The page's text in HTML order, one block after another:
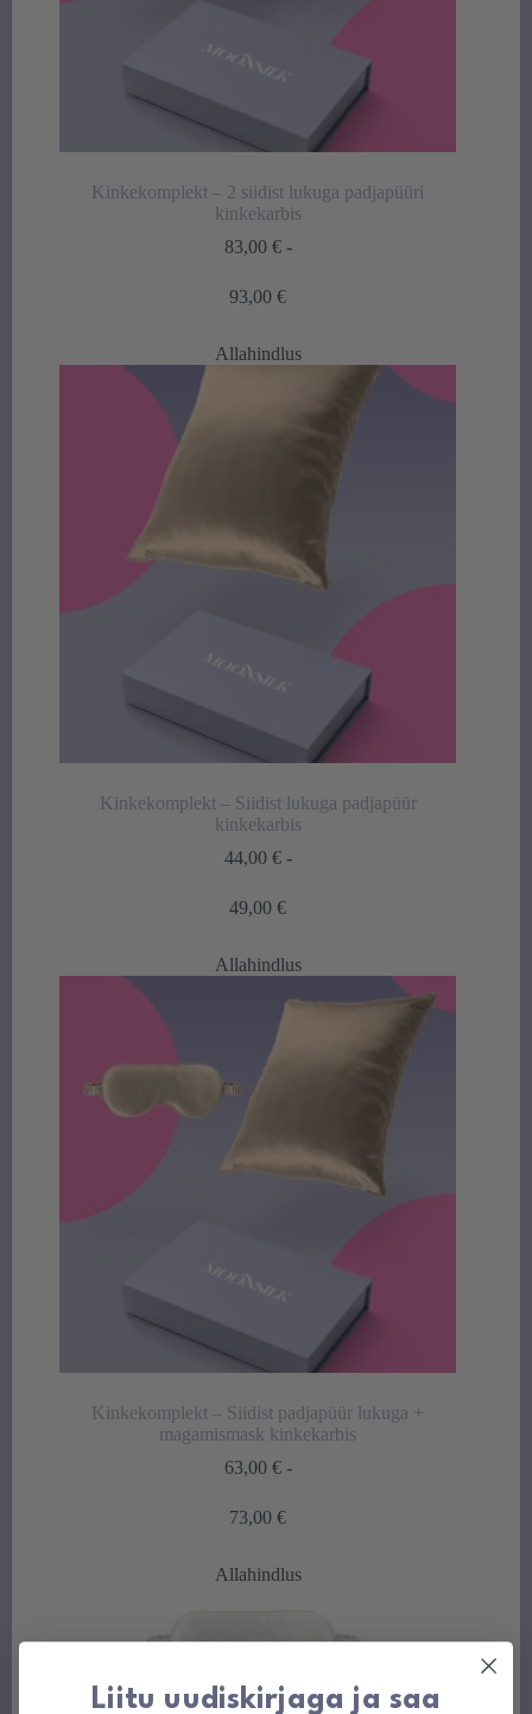
Kinkekomplekt – 2 siidist lukuga padjapüüri
kinkekarbis
83,00 € -
93,00€Hintaluokka:
93,00 €
Allahindlus
Kinkekomplekt – Siidist lukuga padjapüür
kinkekarbis
44,00 € -
49,00€Hintaluokka:
49,00 €
Allahindlus
Kinkekomplekt – Siidist padjapüür lukuga +
magamismask kinkekarbis
63,00 € -
73,00€Hintaluokka:
73,00 €
Allahindlus
Liitu uudiskirjaga ja saa